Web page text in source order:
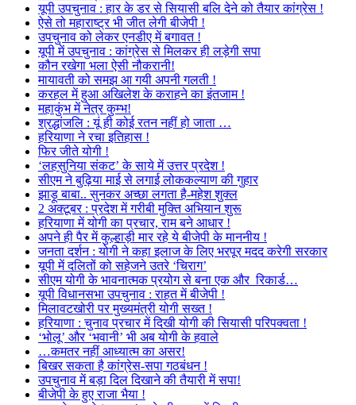
यूपी उपचुनाव : हार के डर से सियासी बलि देने को तैयार कांग्रेस !
ऐसे तो महाराष्ट्र भी जीत लेगी बीजेपी !
उपचुनाव को लेकर एनडीए में बगावत !
यूपी में उपचुनाव : कांग्रेस से मिलकर ही लड़ेगी सपा
कौन रखेगा भला ऐसी नौकरानी!
मायावती को समझ आ गयी अपनी गलती !
करहल में हुआ अखिलेश के कराहने का इंतजाम !
महाकुंभ में नेत्र कुम्भ!
श्रद्धांजलि : यूं ही कोई रतन नहीं हो जाता …
हरियाणा ने रचा इतिहास !
फिर जीते योगी !
‘लहसुनिया संकट’ के साये में उत्तर प्रदेश !
सीएम ने बुढ़िया माई से लगाई लोककल्याण की गुहार
झाड़ू बाबा.. सुनकर अच्छा लगता है-महेश शुक्ल
2 अक्टूबर : प्रदेश में गरीबी मुक्ति अभियान शुरू
हरियाणा में योगी का प्रचार, राम बने आधार !
अपने ही पैर में कुल्हाड़ी मार रहे ये बीजेपी के माननीय !
जनता दर्शन : योगी ने कहा इलाज के लिए भरपूर मदद करेगी सरकार
यूपी में दलितों को सहेजने उतरे ‘चिराग’
सीएम योगी के भावनात्मक प्रयोग से बना एक और रिकार्ड…
यूपी विधानसभा उपचुनाव : राहत में बीजेपी !
मिलावटखोरी पर मुख्यमंत्री योगी सख्त !
हरियाणा : चुनाव प्रचार में दिखी योगी की सियासी परिपक्वता !
‘भोलू’ और ‘भवानी’ भी अब योगी के हवाले
…कमतर नहीं आध्यात्म का असर!
बिखर सकता है कांग्रेस-सपा गठबंधन !
उपचुनाव में बड़ा दिल दिखाने की तैयारी में सपा!
बीजेपी के हुए राजा भैया !